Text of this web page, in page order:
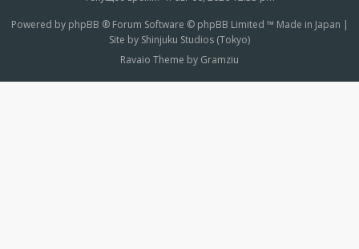
Powered by phpBB ® Forum Software © phpBB Limited ™ Made in Japan |
Site by Shinjuku Studios (Tokyo)
Ravaio Theme by Gramziu